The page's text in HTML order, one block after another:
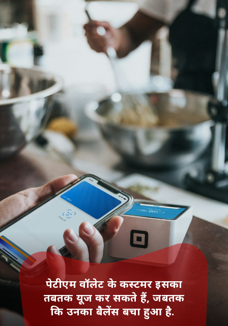
पेटीएम वॉलेट के कस्‍टमर इसका
तबतक यूज कर सकते हैं, जबतक
कि उनका बैलेंस बचा हुआ है.